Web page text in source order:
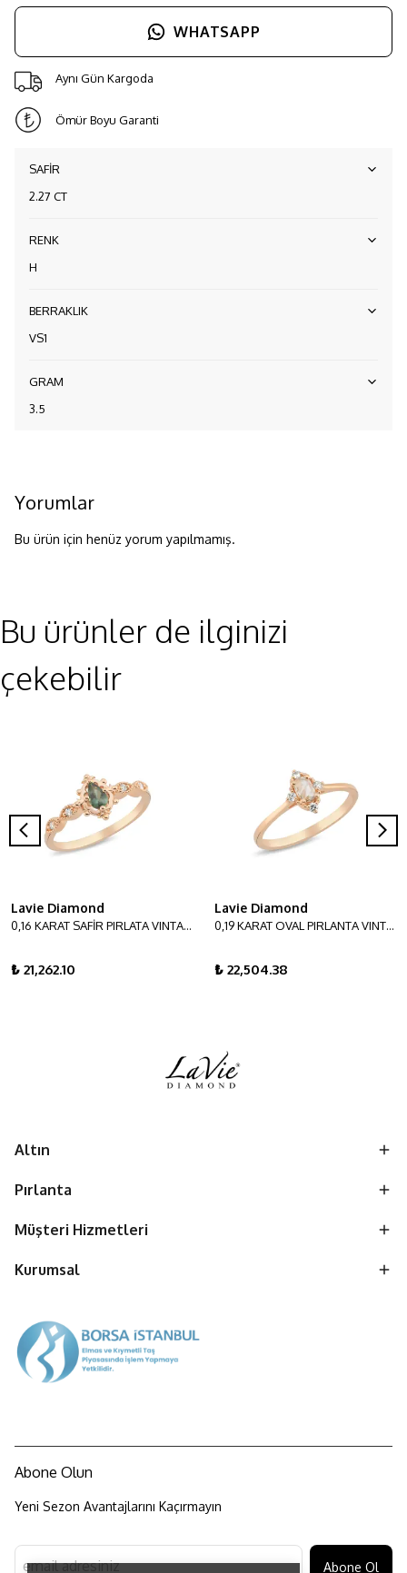
WHATSAPP
Aynı Gün Kargoda
Ömür Boyu Garanti
SAFİR
2.27 CT
RENK
H
BERRAKLIK
VS1
GRAM
3.5
Yorumlar
Bu ürün için henüz yorum yapılmamış.
Bu ürünler de ilginizi
çekebilir
Lavie Diamond
0,16 KARAT SAFİR PIRLATA VINTAGE YÜZÜK
₺ 21,262.10
Lavie Diamond
0,19 KARAT OVAL PIRLANTA VINTAGE YÜZÜK
₺ 22,504.38
Altın
Pırlanta
Müşteri Hizmetleri
Kurumsal
Abone Olun
Yeni Sezon Avantajlarını Kaçırmayın
Abone Ol